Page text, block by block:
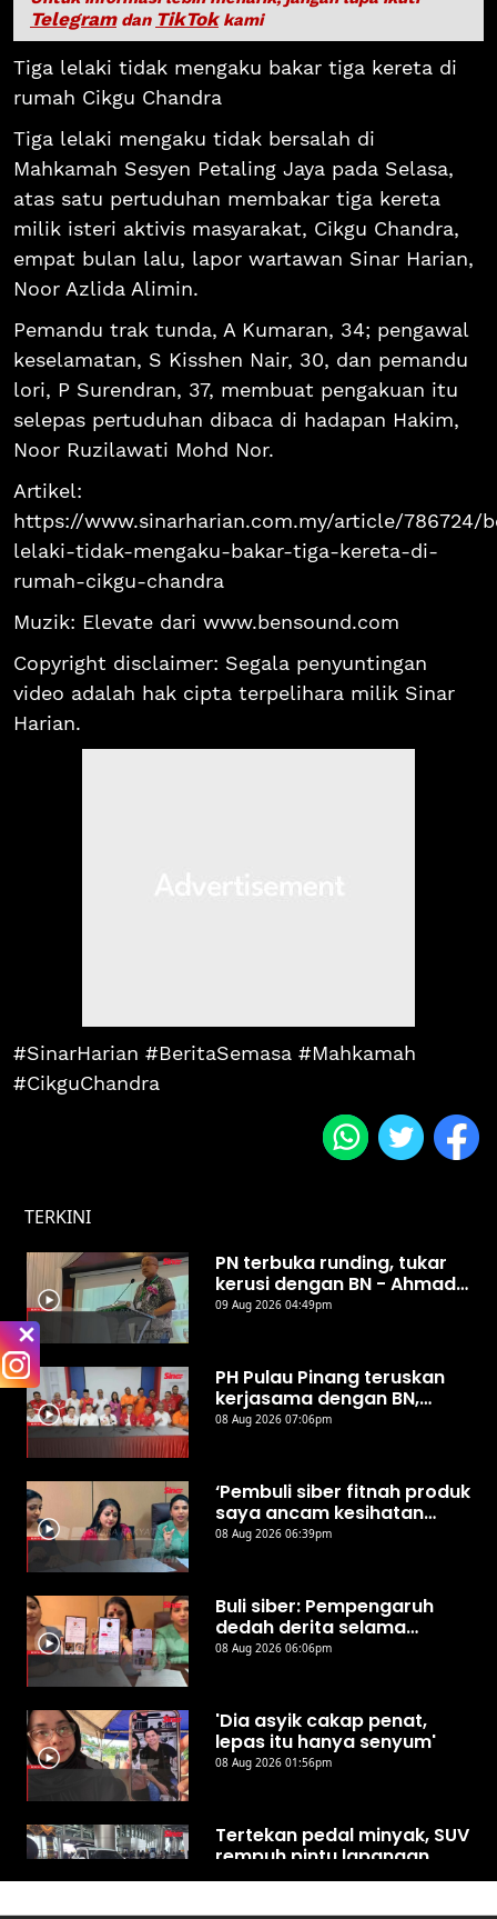
Telegramdan TikTokkami
Tiga lelaki tidak mengaku bakar tiga kereta di
rumah Cikgu Chandra
Tiga lelaki mengaku tidak bersalah di
Mahkamah Sesyen Petaling Jaya pada Selasa,
atas satu pertuduhan membakar tiga kereta
milik isteri aktivis masyarakat, Cikgu Chandra,
empat bulan lalu, lapor wartawan Sinar Harian,
Noor Azlida Alimin.
Pemandu trak tunda, A Kumaran, 34; pengawal
keselamatan, S Kisshen Nair, 30, dan pemandu
lori, P Surendran, 37, membuat pengakuan itu
selepas pertuduhan dibaca di hadapan Hakim,
Noor Ruzilawati Mohd Nor.
Artikel:
https://www.sinarharian.com.my/article/786724/
lelaki-tidak-mengaku-bakar-tiga-kereta-di-
rumah-cikgu-chandra
Muzik: Elevate dari www.bensound.com
Copyright disclaimer: Segala penyuntingan
video adalah hak cipta terpelihara milik Sinar
Harian.
#SinarHarian #BeritaSemasa #Mahkamah
#CikguChandra
TERKINI
PN terbuka runding, tukar
kerusi dengan BN - Ahmad
Samsuri
09 Aug 2026 04:49pm
PH Pulau Pinang teruskan
kerjasama dengan BN,
UMNO
08 Aug 2026 07:06pm
‘Pembuli siber fitnah produk
saya ancam kesihatan
awam’
08 Aug 2026 06:39pm
Buli siber: Pempengaruh
dedah derita selama
bertahun
08 Aug 2026 06:06pm
'Dia asyik cakap penat,
lepas itu hanya senyum'
08 Aug 2026 01:56pm
Tertekan pedal minyak, SUV
rempuh pintu lapangan
terbang Kota Kinabalu